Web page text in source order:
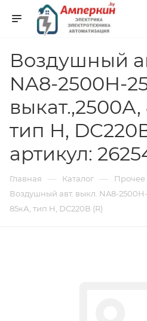
Воздушный
NA8-2500H-
выкат.,2500А,
тип H,
артикул:
Главная — Каталог — Прочее
Воздушный авт. выкл. NA8-
85кА, тип H, DC220В (R)